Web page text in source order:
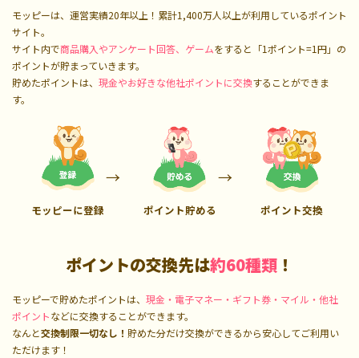
モッピーは、運営実績20年以上！累計1,400万人以上が利用しているポイント
サイト。
サイト内で商品購入やアンケート回答、ゲームをすると「1ポイント=1円」の
ポイントが貯まっていきます。
貯めたポイントは、 現金やお好きな他社ポイントに交換することができま
す。
モッピーに登録 ポイント貯める ポイント交換
ポイントの交換先は約60種類 ！
モッピーで貯めたポイントは、 現金・電子マネー・ギフト券・マイル・他社
ポイントなどに交換することができます。
なんと交換制限一切なし！ 貯めた分だけ交換ができるから安心してご利用い
ただけます！